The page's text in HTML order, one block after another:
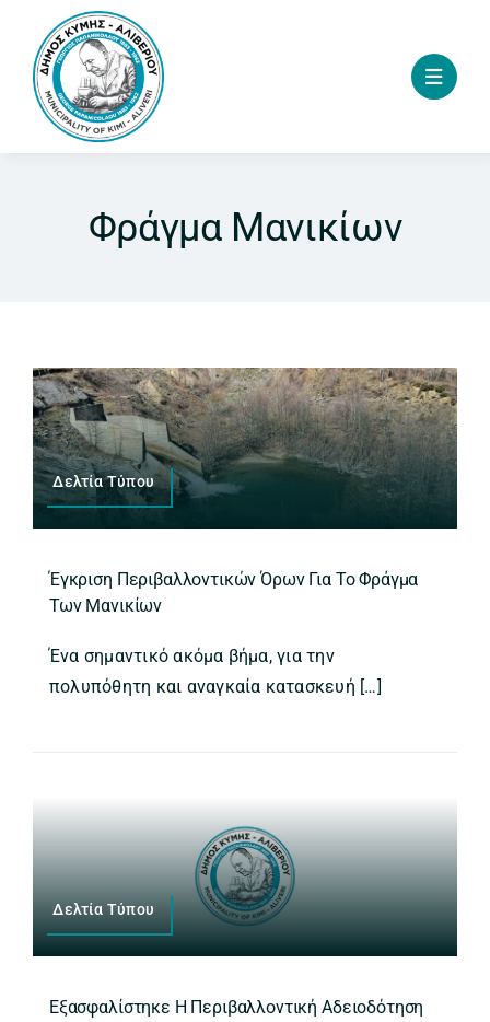
content
Φράγμα Μανικίων
Δελτία Τύπου
Έγκριση Περιβαλλοντικών Όρων Για Το Φράγμα
Των Μανικίων
Ένα σημαντικό ακόμα βήμα, για την
πολυπόθητη και αναγκαία κατασκευή […]
Δελτία Τύπου
Εξασφαλίστηκε Η Περιβαλλοντική Αδειοδότηση